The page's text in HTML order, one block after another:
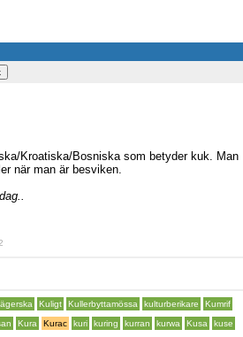
Kroatiska/Bosniska som betyder kuk. Man
när man är besviken.
Kuligt Kullerbyttamössa kulturberikare
Kumrif
Kura Kurac kuri kuring kurran kurwa Kusa
kuse